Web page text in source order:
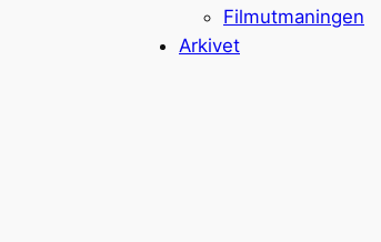
Filmutmaningen
Arkivet